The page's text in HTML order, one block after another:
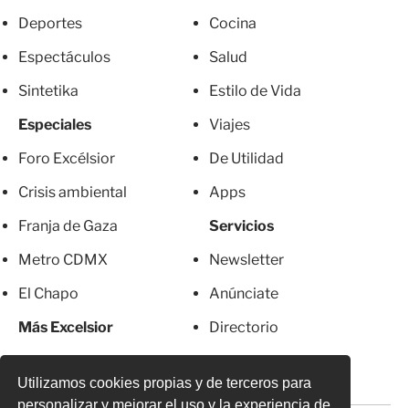
Utilizamos cookies propias y de terceros para
personalizar y mejorar el uso y la experiencia de
Deportes
Espectáculos
Sintetika
Especiales
Foro Excélsior
Crisis ambiental
Franja de Gaza
Metro CDMX
El Chapo
Más Excelsior
Cocina
Salud
Estilo de Vida
Viajes
De Utilidad
Apps
Servicios
Newsletter
Anúnciate
Directorio